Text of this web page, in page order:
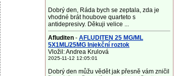
Dobrý den, Ráda bych se zeptala, zda je
vhodné brát houbove quarteto s
antidepresivy. Děkuji velice ...
Afluditen - AFLUDITEN 25 MG/ML
5X1ML/25MG Injekční roztok
Vložil: Andrea Krulová
2025-11-12 12:05:01
Dobrý den můžu vědět jak přesně vám zničil